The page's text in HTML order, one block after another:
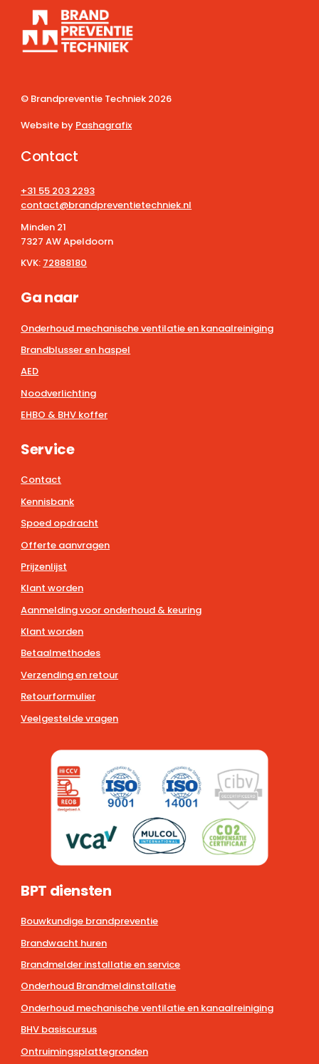
© Brandpreventie Techniek 2026
Website by Pashagrafix
Contact
+31 55 203 2293
contact@brandpreventietechniek.nl
Minden 21
7327 AW Apeldoorn
KVK: 72888180
Ga naar
Onderhoud mechanische ventilatie en kanaalreiniging
Brandblusser en haspel
AED
Noodverlichting
EHBO & BHV koffer
Service
Contact
Kennisbank
Spoed opdracht
Offerte aanvragen
Prijzenlijst
Klant worden
Aanmelding voor onderhoud & keuring
Klant worden
Betaalmethodes
Verzending en retour
Retourformulier
Veelgestelde vragen
BPT diensten
Bouwkundige brandpreventie
Brandwacht huren
Brandmelder installatie en service
Onderhoud Brandmeldinstallatie
Onderhoud mechanische ventilatie en kanaalreiniging
BHV basiscursus
Ontruimingsplattegronden